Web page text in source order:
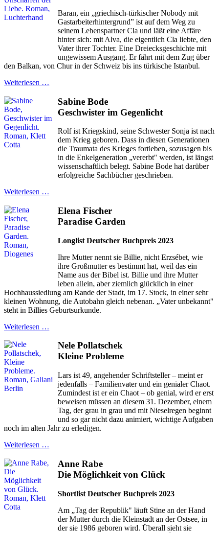
Baran, ein „griechisch-türkischer Nobody mit
Gastarbeiterhintergrund” ist auf dem Weg zu
seinem Lebenspartner Cla und läßt eine Affäre
hinter sich: mit Alva, die eigentlich Cla liebte, den
Vater ihrer Tochter. Eine Dreiecksgeschichte mit
ungewissem Ausgang. Er fährt mit dem Zug über
den Balkan, von Chur in der Schweiz bis ins türkische Istanbul.
Weiterlesen …
Sabine Bode
Geschwister im Gegenlicht
Rolf ist Kriegskind, seine Schwester Sonja ist nach
dem Krieg geboren. Dass in diesen Generationen
die Traumata des Krieges fortleben, sozusagen bis
in die Enkelgeneration „vererbt" werden, ist längst
wissenschaftlich belegt. Sabine Bode hat darüber
erfolgreiche Sachbücher geschrieben.
Weiterlesen …
Elena Fischer
Paradise Garden
Longlist Deutscher Buchpreis 2023
Ihre Mutter nennt sie Billie, nicht Erzsébet, wie
ihre Großmutter es bestimmt hat, weil das ein
Name aus der Bibel ist. Billie und ihre Mutter
leben allein, aber ziemlich glücklich in einer
Hochhaussiedlung am Rande der Stadt, im 17. Stock, in einer sehr
kleinen Wohnung, die Autobahn gleich nebenan. „Vater unbekannt"
steht in Billies Geburtsurkunde.
Weiterlesen …
Nele Pollatschek
Kleine Probleme
Lars ist 49, angehender Schriftsteller – meint er
jedenfalls – Familienvater und ein genialer Chaot.
Zumindest ist er ein Chaot – ob genial, wird er erst
beweisen müssen an diesem 31. Dezember, einem
Tag, der grau in grau und mit Nieselregen beginnt
und so gar nicht dazu animiert, wichtige Aufgaben
noch im alten Jahr zu erledigen.
Weiterlesen …
Anne Rabe
Die Möglichkeit von Glück
Shortlist Deutscher Buchpreis 2023
Am „Tag der Republik" läuft Stine an der Hand
der Mutter durch die Kleinstadt an der Ostsee, in
der sie 1986 geboren wird. Überall sieht sie